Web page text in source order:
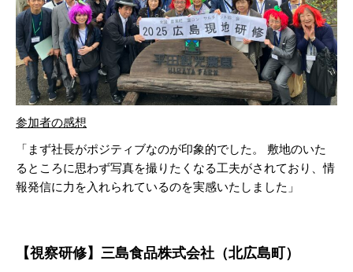
参加者の感想
「まず社長がポジティブなのが印象的でした。 敷地のいた
るところに思わず写真を撮りたくなる工夫がされており、情
報発信に力を入れられているのを実感いたしました」
【視察研修】 三島食品株式会社 （北広島町）